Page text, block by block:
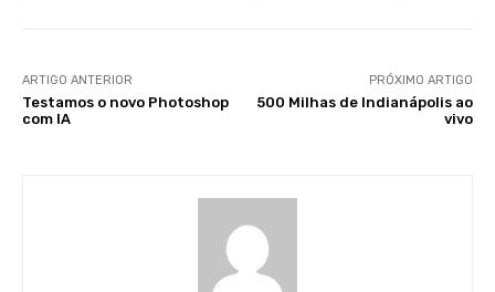
ARTIGO ANTERIOR
Testamos o novo Photoshop
com IA
PRÓXIMO ARTIGO
500 Milhas de Indianápolis ao
vivo